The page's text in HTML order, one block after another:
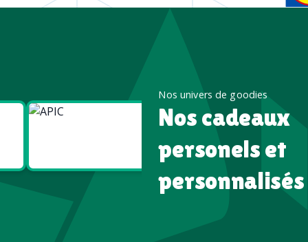
Goodies
High tech
Nos univers de goodies
Nos cadeaux
personels et
personnalisés